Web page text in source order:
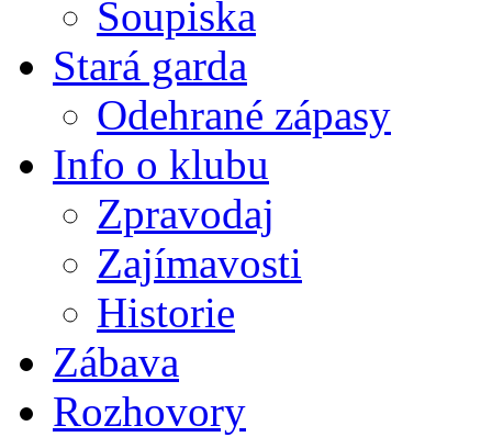
Soupiska
Stará garda
Odehrané zápasy
Info o klubu
Zpravodaj
Zajímavosti
Historie
Zábava
Rozhovory